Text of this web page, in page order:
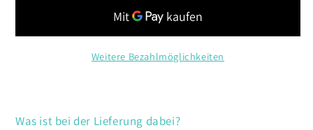
Weitere Bezahlmöglichkeiten
Was ist bei der Lieferung dabei?